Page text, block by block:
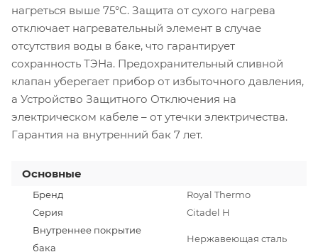
нагреться выше 75°C. Защита от сухого нагрева
отключает нагревательный элемент в случае
отсутствия воды в баке, что гарантирует
сохранность ТЭНа. Предохранительный сливной
клапан уберегает прибор от избыточного давления,
а Устройство Защитного Отключения на
электрическом кабеле – от утечки электричества.
Гарантия на внутренний бак 7 лет.
Основные
Бренд
Royal Thermo
Серия
Citadel H
Внутреннее покрытие
бака
Нержавеющая сталь